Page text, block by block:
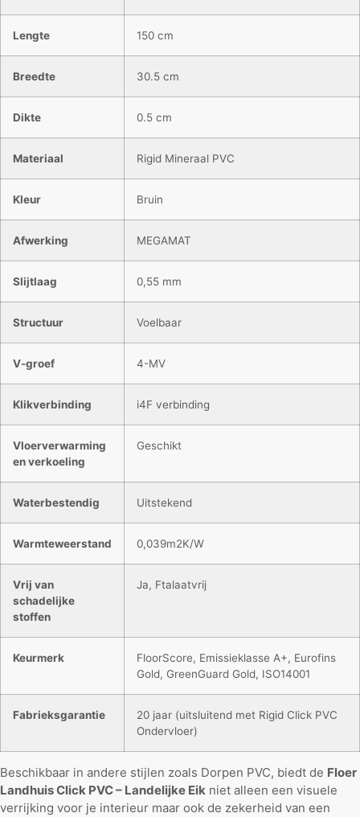
Lengte 150 cm
Breedte 30.5 cm
Dikte 0.5 cm
Materiaal Rigid Mineraal PVC
Kleur Bruin
Afwerking MEGAMAT
Slijtlaag 0,55 mm
Structuur Voelbaar
V-groef 4-MV
Klikverbinding i4F verbinding
Vloerverwarming
en verkoeling
Geschikt
Waterbestendig Uitstekend
Warmteweerstand 0,039m2K/W
Vrij van
schadelijke
stoffen
Ja, Ftalaatvrij
Keurmerk
FloorScore, Emissieklasse A+, Eurofins
Gold, GreenGuard Gold, ISO14001
Fabrieksgarantie
20 jaar (uitsluitend met Rigid Click PVC
Ondervloer)
Beschikbaar in andere stijlen zoals Dorpen PVC, biedt de Floer
Landhuis Click PVC – Landelijke Eik niet alleen een visuele
verrijking voor je interieur maar ook de zekerheid van een